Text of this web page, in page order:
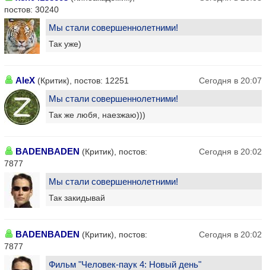
постов: 30240
Мы стали совершеннолетними!
Так уже)
AleX (Критик), постов: 12251 Сегодня в 20:07
Мы стали совершеннолетними!
Так же любя, наезжаю)))
BADENBADEN (Критик), постов:
7877
Сегодня в 20:02
Мы стали совершеннолетними!
Так закидывай
BADENBADEN (Критик), постов:
7877
Сегодня в 20:02
Фильм "Человек-паук 4: Новый день"